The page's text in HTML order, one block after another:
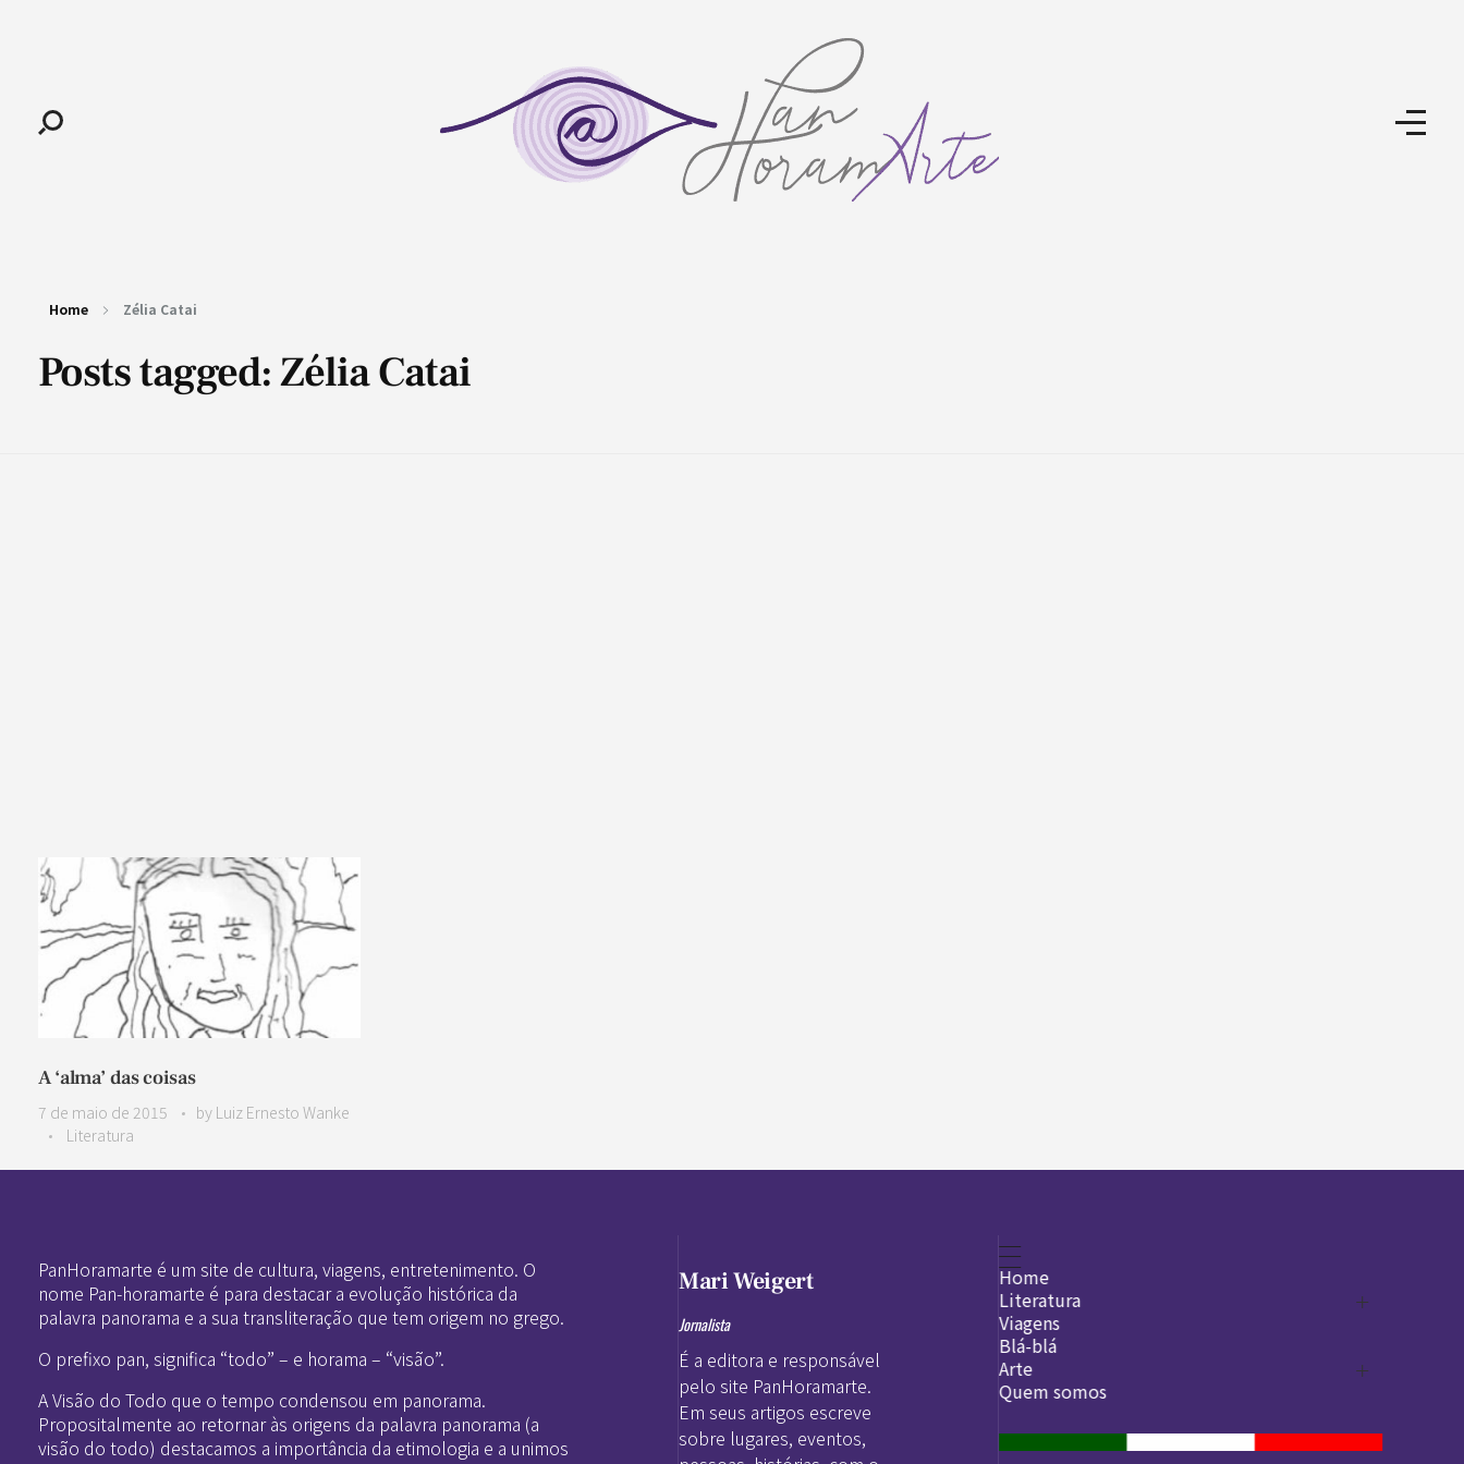
Home Zélia Catai
Posts tagged: Zélia Catai
A ‘alma’ das coisas
7 de maio de 2015 by Luiz Ernesto Wanke
Literatura
PanHoramarte é um site de cultura, viagens, entretenimento. O
nome Pan-horamarte é para destacar a evolução histórica da
palavra panorama e a sua transliteração que tem origem no grego.
O prefixo pan, significa “todo” – e horama – “visão”.
A Visão do Todo que o tempo condensou em panorama.
Propositalmente ao retornar às origens da palavra panorama (a
visão do todo) destacamos a importância da etimologia e a unimos
Mari Weigert
Jornalista
É a editora e responsável
pelo site PanHoramarte.
Em seus artigos escreve
sobre lugares, eventos,
Home
Literatura
Legado
Viagens
Blá-blá
Arte
O que é arte
DesignSocial
Quem somos